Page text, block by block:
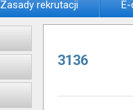
Zasady rekrutacji
3136